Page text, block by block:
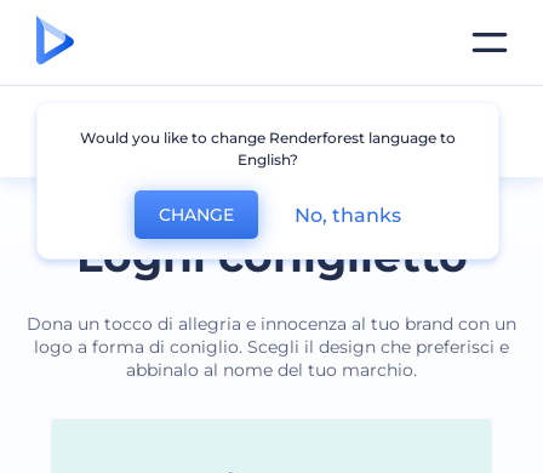
Loghi coniglietto
Dona un tocco di allegria e innocenza al tuo brand con un
logo a forma di coniglio. Scegli il design che preferisci e
abbinalo al nome del tuo marchio.
Coniglietto
Would you like to change Renderforest language to
English?
CHANGE No, thanks